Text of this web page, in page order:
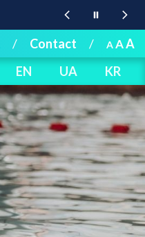
/ Contact / AAA
EN UA KR